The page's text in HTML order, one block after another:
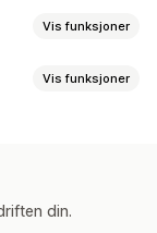
Vis funksjoner
Vis funksjoner
din.